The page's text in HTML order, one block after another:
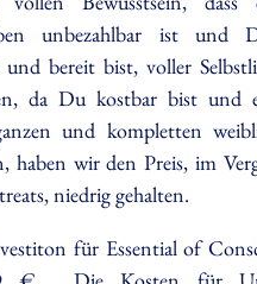
unbezahlbar ist
und bereit bist, voller
da Du kostbar bist und
und kompletten
haben wir den Preis, im
niedrig gehalten.
für Essential of